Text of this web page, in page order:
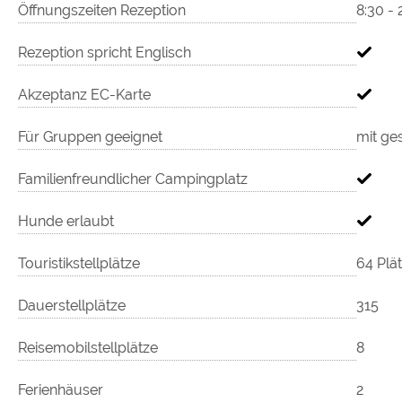
Öffnungszeiten Rezeption 8:30 -
Rezeption spricht Englisch
Akzeptanz EC-Karte
Für Gruppen geeignet mit
Familienfreundlicher Campingplatz
Hunde erlaubt
Touristikstellplätze 64
Dauerstellplätze 315
Reisemobilstellplätze 8
Ferienhäuser 2